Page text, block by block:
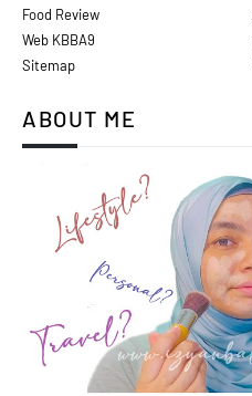
Food Review
Web KBBA9
Sitemap
ABOUT ME